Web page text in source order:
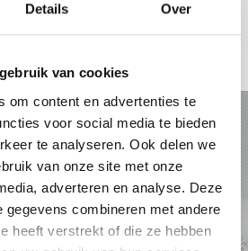
Details Over
van cookies
om content en advertenties te
voor social media te bieden
te analyseren. Ook delen we
van onze site met onze
adverteren en analyse. Deze
gegevens combineren met andere
heeft verstrekt of die ze hebben
IN VINSCHGAU
PAKKETTEN